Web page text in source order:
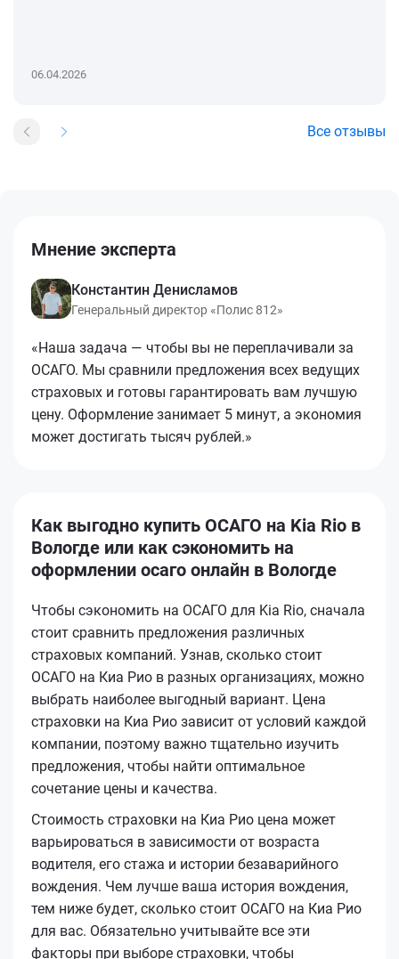
06.04.2026
Все отзывы
Мнение эксперта
Константин Денисламов
Генеральный директор «Полис 812»
«Наша задача — чтобы вы не переплачивали за
ОСАГО. Мы сравнили предложения всех ведущих
страховых и готовы гарантировать вам лучшую
цену. Оформление занимает 5 минут, а экономия
может достигать тысяч рублей.»
Как выгодно купить ОСАГО на Kia Rio в
Вологде или как сэкономить на
оформлении осаго онлайн в Вологде
Чтобы сэкономить на ОСАГО для Kia Rio, сначала
стоит сравнить предложения различных
страховых компаний. Узнав, сколько стоит
ОСАГО на Киа Рио в разных организациях, можно
выбрать наиболее выгодный вариант. Цена
страховки на Киа Рио зависит от условий каждой
компании, поэтому важно тщательно изучить
предложения, чтобы найти оптимальное
сочетание цены и качества.
Стоимость страховки на Киа Рио цена может
варьироваться в зависимости от возраста
водителя, его стажа и истории безаварийного
вождения. Чем лучше ваша история вождения,
тем ниже будет, сколько стоит ОСАГО на Киа Рио
для вас. Обязательно учитывайте все эти
факторы при выборе страховки, чтобы